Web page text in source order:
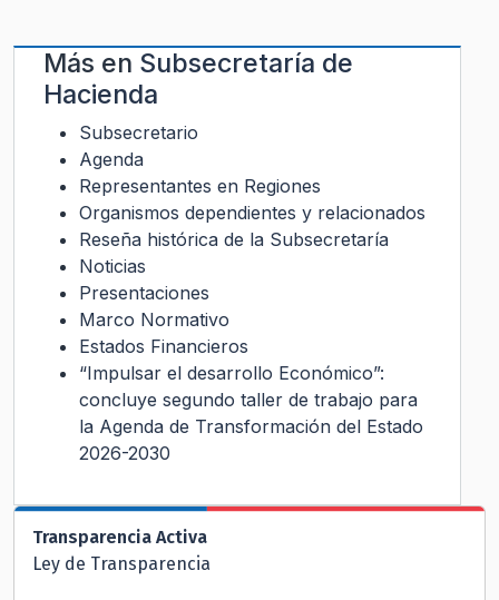
Más en Subsecretaría de
Hacienda
Subsecretario
Agenda
Representantes en Regiones
Organismos dependientes y relacionados
Reseña histórica de la Subsecretaría
Noticias
Presentaciones
Marco Normativo
Estados Financieros
“Impulsar el desarrollo Económico”:
concluye segundo taller de trabajo para
la Agenda de Transformación del Estado
2026-2030
Transparencia Activa
Ley de Transparencia